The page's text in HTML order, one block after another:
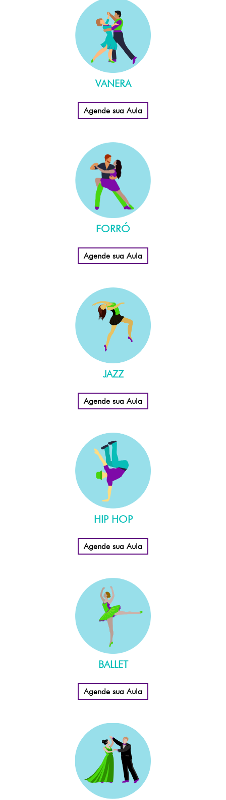
VANERA
Agende sua Aula
FORRÓ
Agende sua Aula
JAZZ
Agende sua Aula
HIP HOP
Agende sua Aula
BALLET
Agende sua Aula